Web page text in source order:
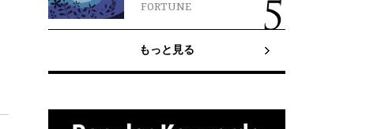
FORTUNE
もっと見る